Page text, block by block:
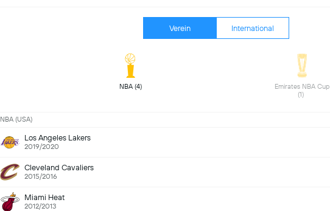
Verein International
NBA (4)
Emirates NBA Cup
NBA (USA)
Los Angeles Lakers
2019/2020
Cleveland Cavaliers
2015/2016
Miami Heat
2012/2013